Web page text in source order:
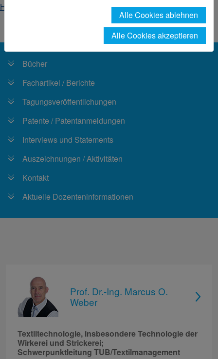
Home
Fachbereich Textil- und Bekleidungstechnik
Personen Weber
Bücher
Fachartikel / Berichte
Tagungsveröffentlichungen
Patente / Patentanmeldungen
Interviews und Statements
Auszeichnungen / Aktivitäten
Kontakt
Aktuelle Dozenteninformationen
Prof. Dr.-Ing. Marcus O.
Weber
Textiltechnologie, insbesondere Technologie der
Wirkerei und Strickerei;
Schwerpunktleitung TUB/Textilmanagement
Alle Cookies ablehnen
Alle Cookies akzeptieren